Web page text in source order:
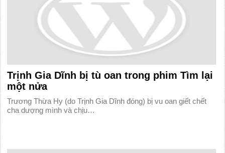
Trịnh Gia Dĩnh bị tù oan trong phim Tìm lại
một nửa
Trương Thừa Hy (do Trịnh Gia Dĩnh đóng) bị vu oan giết chết
cha dượng mình và chịu…